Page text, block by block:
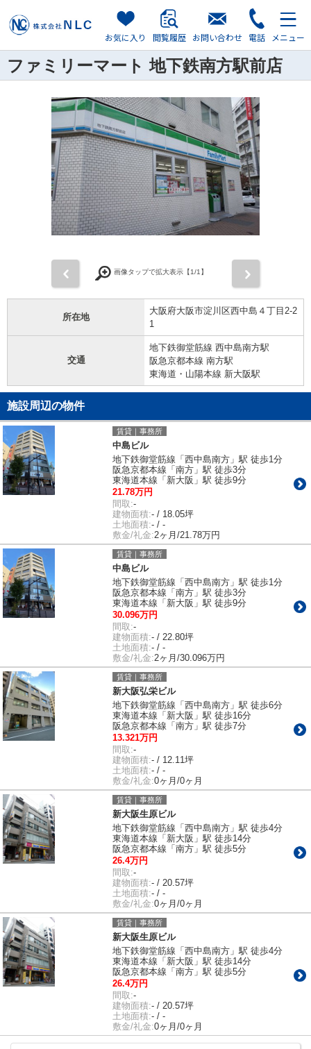
お気に入り 閲覧履歴 お問い合わせ 電話 メニュー
ファミリーマート 地下鉄南方駅前店
画像タップで拡大表示【1/1】
所在地
大阪府大阪市淀川区西中島４丁目2-2
1
交通
地下鉄御堂筋線 西中島南方駅
阪急京都本線 南方駅
東海道・山陽本線 新大阪駅
施設周辺の物件
賃貸｜事務所
中島ビル
地下鉄御堂筋線「西中島南方」駅 徒歩1分
阪急京都本線「南方」駅 徒歩3分
東海道本線「新大阪」駅 徒歩9分
21.78万円
間取:-
建物面積:- / 18.05坪
土地面積:- / -
敷金/礼金:2ヶ月/21.78万円
賃貸｜事務所
中島ビル
地下鉄御堂筋線「西中島南方」駅 徒歩1分
阪急京都本線「南方」駅 徒歩3分
東海道本線「新大阪」駅 徒歩9分
30.096万円
間取:-
建物面積:- / 22.80坪
土地面積:- / -
敷金/礼金:2ヶ月/30.096万円
賃貸｜事務所
新大阪弘栄ビル
地下鉄御堂筋線「西中島南方」駅 徒歩6分
東海道本線「新大阪」駅 徒歩16分
阪急京都本線「南方」駅 徒歩7分
13.321万円
間取:-
建物面積:- / 12.11坪
土地面積:- / -
敷金/礼金:0ヶ月/0ヶ月
賃貸｜事務所
新大阪生原ビル
地下鉄御堂筋線「西中島南方」駅 徒歩4分
東海道本線「新大阪」駅 徒歩14分
阪急京都本線「南方」駅 徒歩5分
26.4万円
間取:-
建物面積:- / 20.57坪
土地面積:- / -
敷金/礼金:0ヶ月/0ヶ月
賃貸｜事務所
新大阪生原ビル
地下鉄御堂筋線「西中島南方」駅 徒歩4分
東海道本線「新大阪」駅 徒歩14分
阪急京都本線「南方」駅 徒歩5分
26.4万円
間取:-
建物面積:- / 20.57坪
土地面積:- / -
敷金/礼金:0ヶ月/0ヶ月